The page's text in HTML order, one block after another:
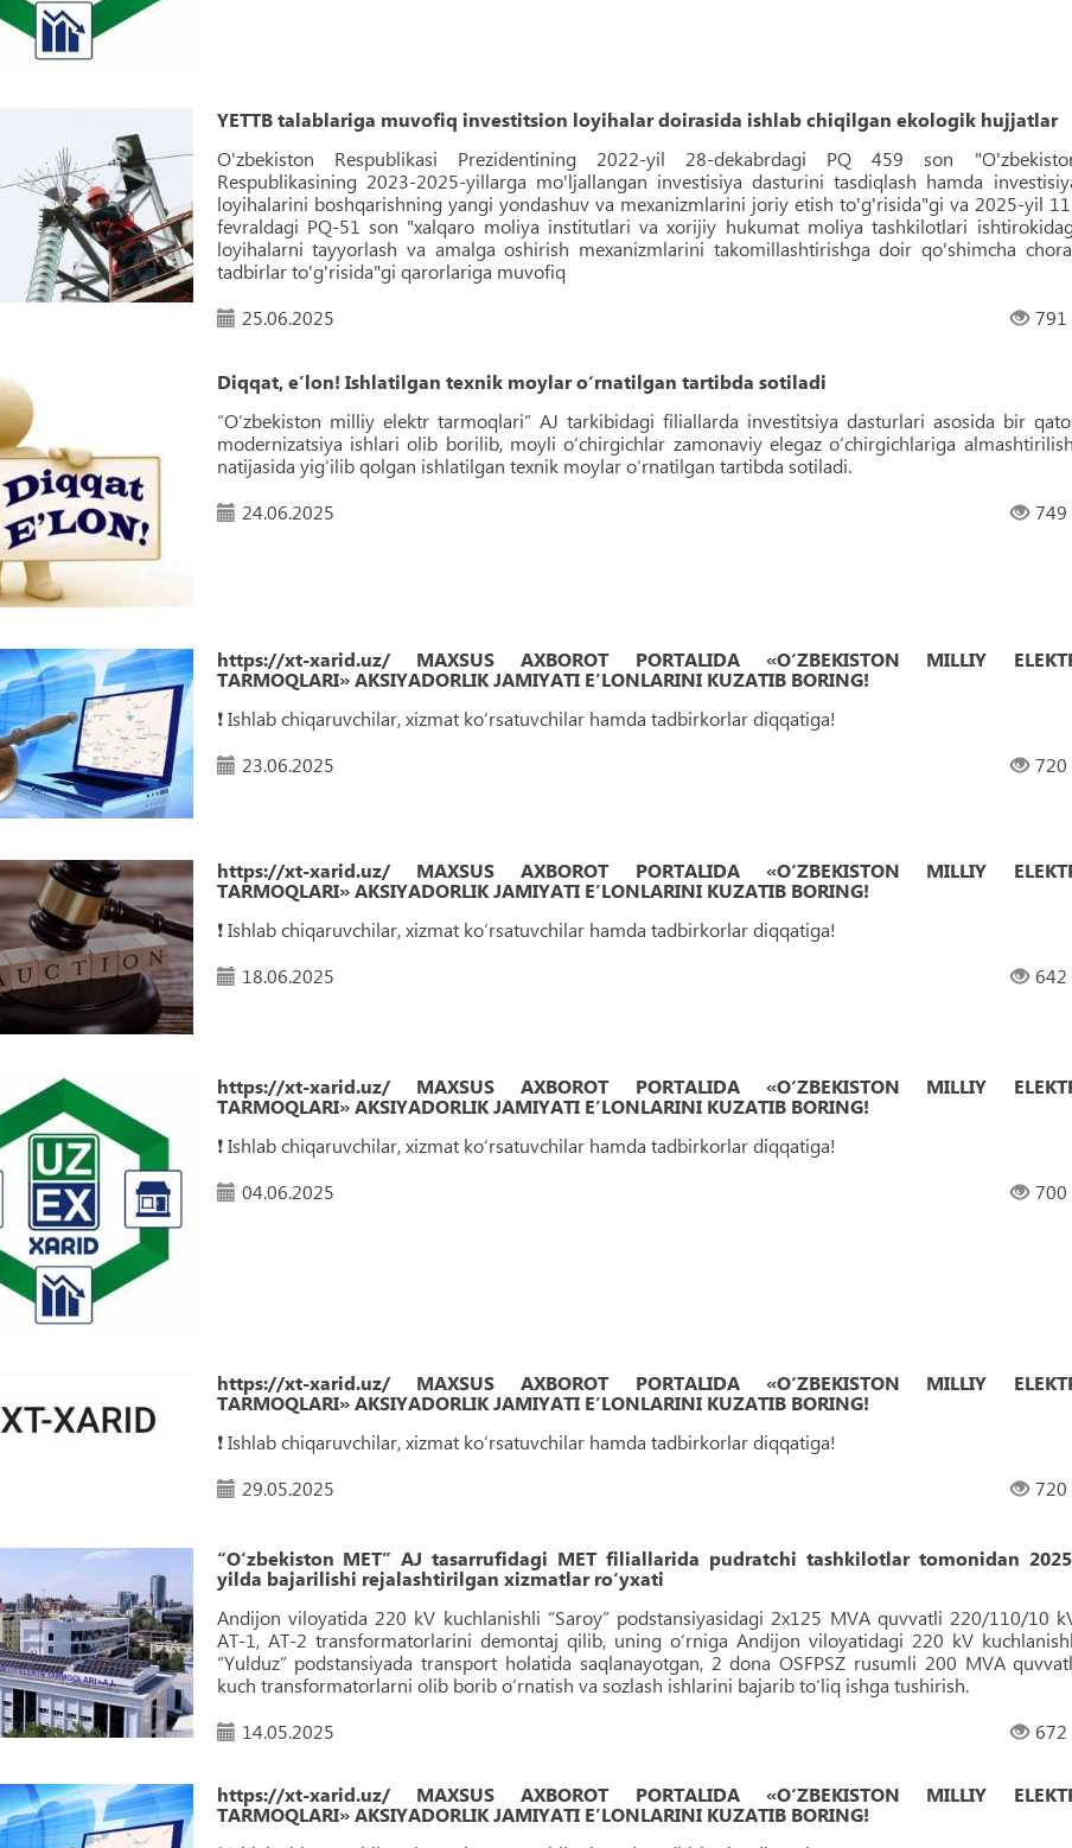
YETTB talablariga muvofiq investitsion loyihalar doirasida ishlab chiqilgan ekologik hujjatlar
O'zbekiston Respublikasi Prezidentining 2022-yil 28-dekabrdagi PQ 459 son
Respublikasining 2023-2025-yillarga mo'ljallangan investisiya dasturini tasdiqlash hamda
loyihalarini boshqarishning yangi yondashuv va mexanizmlarini joriy etish to'g'risida"gi va 2025-yil
fevraldagi PQ-51 son "xalqaro moliya institutlari va xorijiy hukumat moliya tashkilotlari
loyihalarni tayyorlash va amalga oshirish mexanizmlarini takomillashtirishga doir qo'shimcha
tadbirlar to'g'risida"gi qarorlariga muvofiq
25.06.2025
791
Diqqat, eʼlon! Ishlatilgan texnik moylar o‘rnatilgan tartibda sotiladi
“O‘zbekiston milliy elektr tarmoqlari” AJ tarkibidagi filiallarda investitsiya dasturlari asosida bir
modernizatsiya ishlari olib borilib, moyli o‘chirgichlar zamonaviy elegaz o‘chirgichlariga
natijasida yig‘ilib qolgan ishlatilgan texnik moylar o‘rnatilgan tartibda sotiladi.
24.06.2025
749
https://xt-xarid.uz/ MAXSUS AXBOROT PORTALIDA «O‘ZBEKISTON MILLIY
TARMOQLARI» AKSIYADORLIK JAMIYATI EʼLONLARINI KUZATIB BORING!
❗️ Ishlab chiqaruvchilar, xizmat ko‘rsatuvchilar hamda tadbirkorlar diqqatiga!
23.06.2025
720
https://xt-xarid.uz/ MAXSUS AXBOROT PORTALIDA «O‘ZBEKISTON MILLIY
TARMOQLARI» AKSIYADORLIK JAMIYATI EʼLONLARINI KUZATIB BORING!
❗️ Ishlab chiqaruvchilar, xizmat ko‘rsatuvchilar hamda tadbirkorlar diqqatiga!
18.06.2025
642
https://xt-xarid.uz/ MAXSUS AXBOROT PORTALIDA «O‘ZBEKISTON MILLIY
TARMOQLARI» AKSIYADORLIK JAMIYATI EʼLONLARINI KUZATIB BORING!
❗️ Ishlab chiqaruvchilar, xizmat ko‘rsatuvchilar hamda tadbirkorlar diqqatiga!
04.06.2025
700
https://xt-xarid.uz/ MAXSUS AXBOROT PORTALIDA «O‘ZBEKISTON MILLIY
TARMOQLARI» AKSIYADORLIK JAMIYATI EʼLONLARINI KUZATIB BORING!
❗️ Ishlab chiqaruvchilar, xizmat ko‘rsatuvchilar hamda tadbirkorlar diqqatiga!
29.05.2025
720
“O‘zbekiston MET” AJ tasarrufidagi MET filiallarida pudratchi tashkilotlar tomonidan
yilda bajarilishi rejalashtirilgan xizmatlar ro‘yxati
Andijon viloyatida 220 kV kuchlanishli “Saroy” podstansiyasidagi 2x125 MVA quvvatli 220/110/10
AT-1, AT-2 transformatorlarini demontaj qilib, uning o‘rniga Andijon viloyatidagi 220 kV
“Yulduz” podstansiyada transport holatida saqlanayotgan, 2 dona OSFPSZ rusumli 200 MVA
kuch transformatorlarni olib borib o‘rnatish va sozlash ishlarini bajarib to‘liq ishga tushirish.
14.05.2025
672
https://xt-xarid.uz/ MAXSUS AXBOROT PORTALIDA «O‘ZBEKISTON MILLIY
TARMOQLARI» AKSIYADORLIK JAMIYATI EʼLONLARINI KUZATIB BORING!